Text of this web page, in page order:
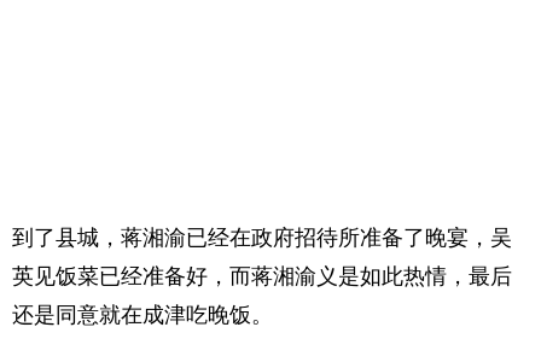
到了县城，蒋湘渝已经在政府招待所准备了晚宴，吴
英见饭菜已经准备好，而蒋湘渝义是如此热情，最后
还是同意就在成津吃晚饭。